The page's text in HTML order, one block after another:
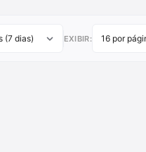
EXIBIR: